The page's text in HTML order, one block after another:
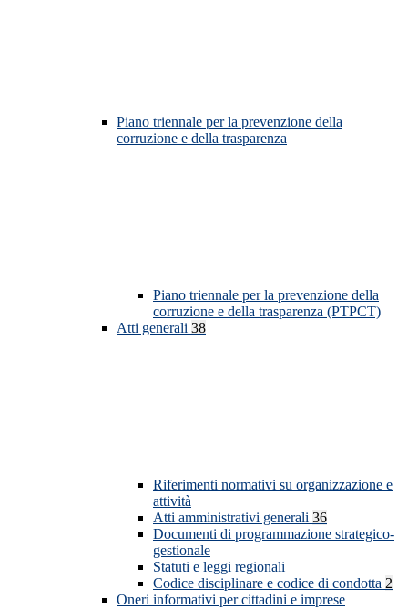
Piano triennale per la prevenzione della
corruzione e della trasparenza
Piano triennale per la prevenzione della
corruzione e della trasparenza (PTPCT)
Atti generali 38
Riferimenti normativi su organizzazione e
attività
Atti amministrativi generali 36
Documenti di programmazione strategico-
gestionale
Statuti e leggi regionali
Codice disciplinare e codice di condotta 2
Oneri informativi per cittadini e imprese